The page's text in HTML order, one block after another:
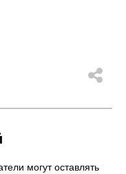
могут оставлять